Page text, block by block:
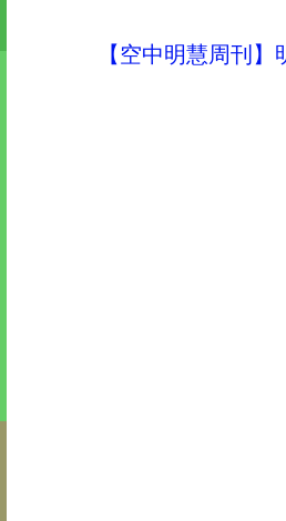
【空中明慧周刊